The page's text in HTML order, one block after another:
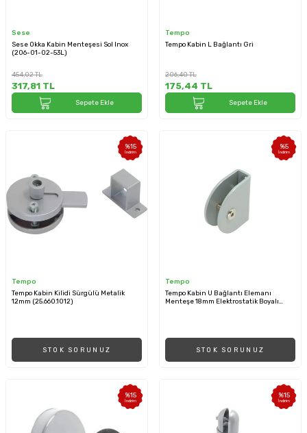
Sese
Sese Okka Kabin Menteşesi Sol Inox
(206-01-02-53L)
454,02TL
317,81 TL
Sepete Ekle
Tempo
Tempo Kabin L Bağlantı Gri
206,40TL
175,44 TL
Sepete Ekle
%15
İndirim
Tempo
Tempo Kabin Kilidi Sürgülü Metalik
12mm (25.660.1012)
STOK SORUNUZ
%5
İndirim
Tempo
Tempo Kabin U Bağlantı Elemanı
Menteşe 18mm Elektrostatik Boyalı
STOK SORUNUZ
%15
İndirim
%15
İndirim